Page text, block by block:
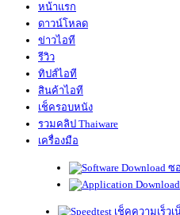
หน้าแรก
ดาวน์โหลด
ข่าวไอที
รีวิว
ทิปส์ไอที
สินค้าไอที
เช็ครอบหนัง
รวมคลิป Thaiware
เครื่องมือ
ซ
เช็คความเร็วเ